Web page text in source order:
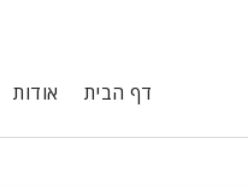
דף הבית אודות